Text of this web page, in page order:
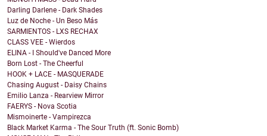
Darling Darlene - Dark Shades
Luz de Noche - Un Beso Más
SARMIENTOS - LXS RECHAX
CLASS VEE - Wierdos
ELINA - I Should've Danced More
Born Lost - The Cheerful
HOOK + LACE - MASQUERADE
Chasing August - Daisy Chains
Emilio Lanza - Rearview Mirror
FAERYS - Nova Scotia
Mismoinerte - Vampirezca
Black Market Karma - The Sour Truth (ft. Sonic Bomb)